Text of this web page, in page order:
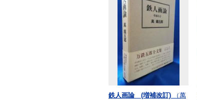
鉄人画論 (増補改訂)
（萬